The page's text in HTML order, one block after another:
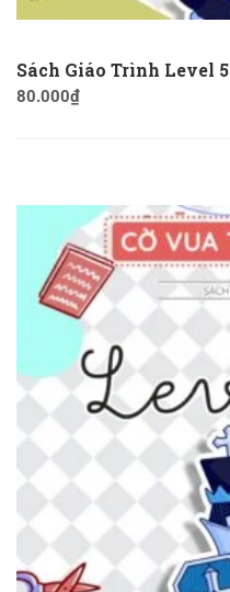
Sách Giáo Trình Level 5
80.000₫